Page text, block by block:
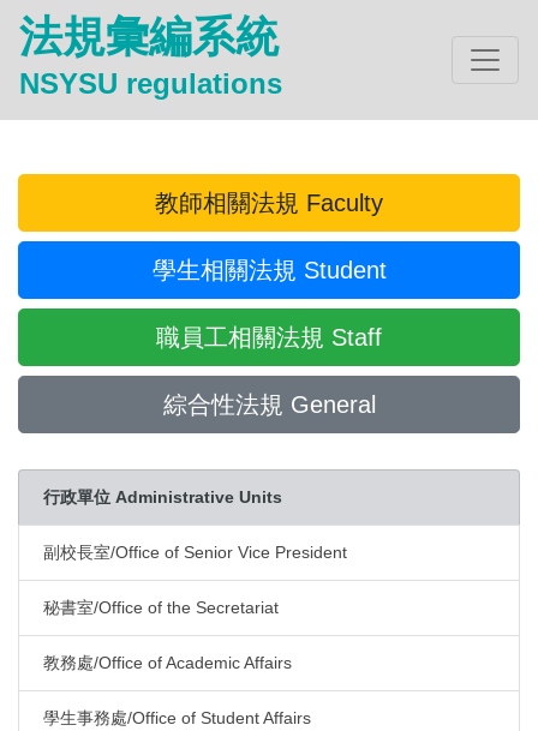
法規彙編系統
NSYSU regulations
教師相關法規 Faculty
學生相關法規 Student
職員工相關法規 Staff
綜合性法規 General
行政單位 Administrative Units
副校長室/Office of Senior Vice President
秘書室/Office of the Secretariat
教務處/Office of Academic Affairs
學生事務處/Office of Student Affairs